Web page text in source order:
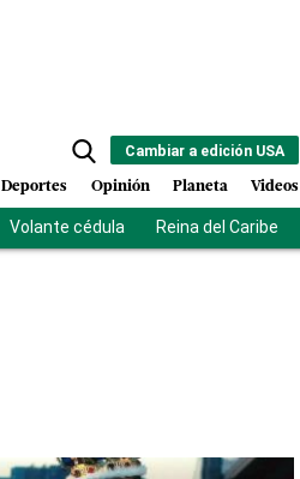
Cambiar a edición USA
Deportes Opinión Planeta Videos
Volante cédula Reina del Caribe